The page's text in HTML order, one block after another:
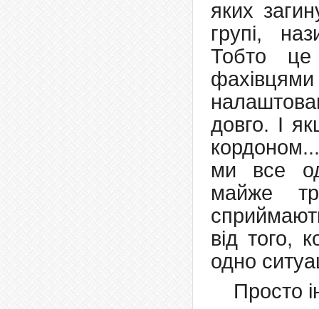
яких
групі,
Тобто це
довго. І
ми все
майже
від того,
одно
Просто